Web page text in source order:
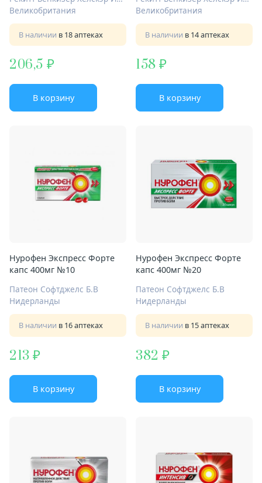
Великобритания
В наличии в 18 аптеках
206,5
В корзину
Великобритания
В наличии в 14 аптеках
158
В корзину
Нурофен Экспресс Форте
капс 400мг №10
Патеон Софтджелс Б.В
Нидерланды
В наличии в 16 аптеках
213
В корзину
Нурофен Экспресс Форте
капс 400мг №20
Патеон Софтджелс Б.В
Нидерланды
В наличии в 15 аптеках
382
В корзину